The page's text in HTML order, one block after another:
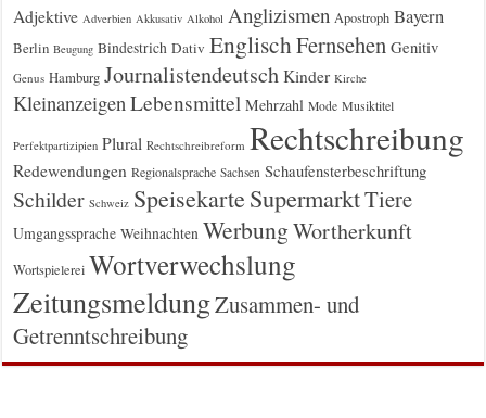
Adjektive Adverbien Akkusativ Alkohol Anglizismen Apostroph Bayern
Berlin Beugung Bindestrich Dativ EnglischFernsehen Genitiv
Genus Hamburg Journalistendeutsch Kinder Kirche
KleinanzeigenLebensmittel Mehrzahl Mode Musiktitel
Perfektpartizipien Plural Rechtschreibreform Rechtschreibung
Redewendungen Regionalsprache Sachsen Schaufensterbeschriftung
Schilder Schweiz Speisekarte SupermarktTiere
Umgangssprache Weihnachten WerbungWortherkunft
Wortspielerei Wortverwechslung
ZeitungsmeldungZusammen- und
Getrenntschreibung